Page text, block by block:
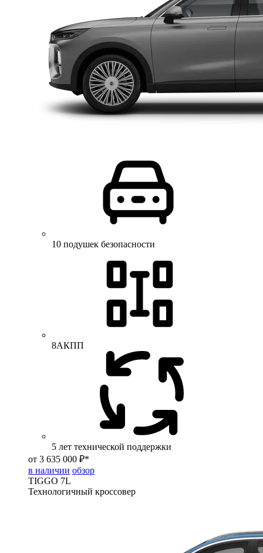
10 подушек безопасности
8АКПП
5 лет технической поддержки
от 3 635 000 ₽*
в наличии обзор
TIGGO 7L
Технологичный кроссовер